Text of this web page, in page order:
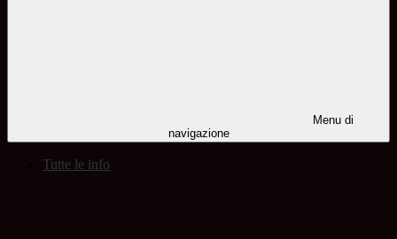
Menu di
navigazione
Tutte le info